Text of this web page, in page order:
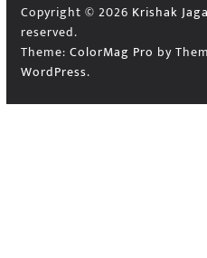
Copyright © 2026 Krishak
reserved.
Theme: ColorMag Pro by
WordPress.